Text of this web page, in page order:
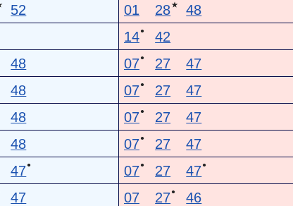
52 01 28★ 48
14● 42
48 07● 27 47
48 07● 27 47
48 07● 27 47
48 07● 27 47
47● 07● 27 47●
47 07 27● 46